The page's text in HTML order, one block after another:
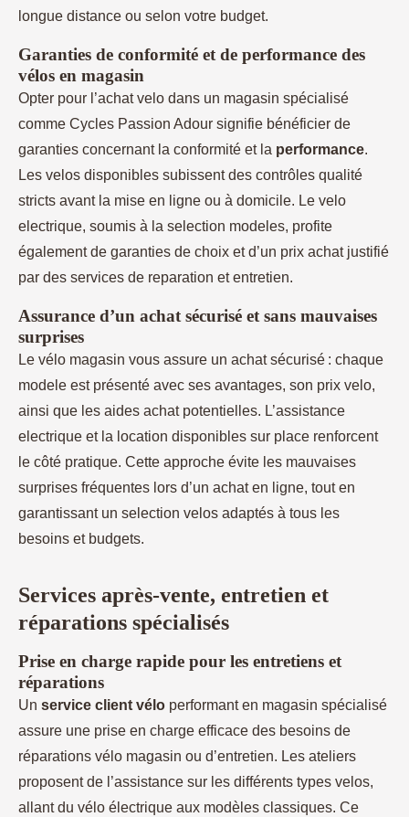
longue distance ou selon votre budget.
Garanties de conformité et de performance des
vélos en magasin
Opter pour l’achat velo dans un magasin spécialisé
comme Cycles Passion Adour signifie bénéficier de
garanties concernant la conformité et la performance.
Les velos disponibles subissent des contrôles qualité
stricts avant la mise en ligne ou à domicile. Le velo
electrique, soumis à la selection modeles, profite
également de garanties de choix et d’un prix achat justifié
par des services de reparation et entretien.
Assurance d’un achat sécurisé et sans mauvaises
surprises
Le vélo magasin vous assure un achat sécurisé : chaque
modele est présenté avec ses avantages, son prix velo,
ainsi que les aides achat potentielles. L’assistance
electrique et la location disponibles sur place renforcent
le côté pratique. Cette approche évite les mauvaises
surprises fréquentes lors d’un achat en ligne, tout en
garantissant un selection velos adaptés à tous les
besoins et budgets.
Services après-vente, entretien et
réparations spécialisés
Prise en charge rapide pour les entretiens et
réparations
Un service client vélo performant en magasin spécialisé
assure une prise en charge efficace des besoins de
réparations vélo magasin ou d’entretien. Les ateliers
proposent de l’assistance sur les différents types velos,
allant du vélo électrique aux modèles classiques. Ce